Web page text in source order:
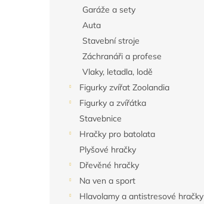
Garáže a sety
Auta
Stavební stroje
Záchranáři a profese
Vlaky, letadla, lodě
Figurky zvířat Zoolandia
Figurky a zvířátka
Stavebnice
Hračky pro batolata
Plyšové hračky
Dřevěné hračky
Na ven a sport
Hlavolamy a antistresové hračky